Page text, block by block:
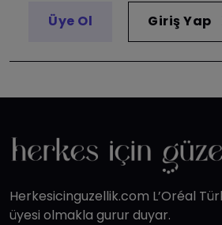
Üye Ol Giriş Yap
Herkesicinguzellik.com L’Oréal
üyesi olmakla gurur duyar.